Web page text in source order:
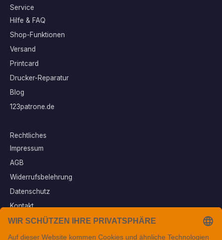
Service
Hilfe & FAQ
Shop-Funktionen
Versand
Printcard
Drucker-Reparatur
Blog
123patrone.de
Rechtliches
Impressum
AGB
Widerrufsbelehrung
Datenschutz
Kontakt
Vertrag widerrufen